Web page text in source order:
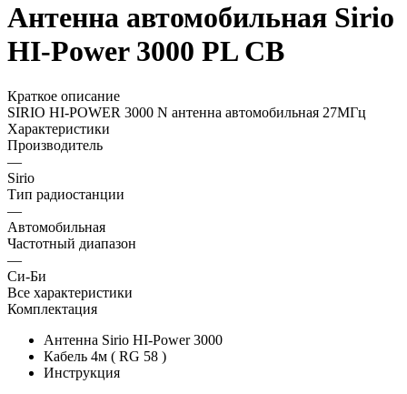
Антенна автомобильная Sirio
HI-Power 3000 PL CB
Краткое описание
SIRIO HI-POWER 3000 N антенна автомобильная 27МГц
Характеристики
Производитель
—
Sirio
Тип радиостанции
—
Автомобильная
Частотный диапазон
—
Си-Би
Все характеристики
Комплектация
Антенна Sirio HI-Power 3000
Кабель 4м ( RG 58 )
Инструкция